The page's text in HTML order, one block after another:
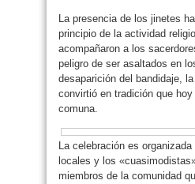
La presencia de los jinetes
principio de la actividad
acompañaron a los
peligro de ser asaltados en
desaparición del bandidaje,
convirtió en tradición que
comuna.
La celebración es
locales y los
miembros de la comunidad